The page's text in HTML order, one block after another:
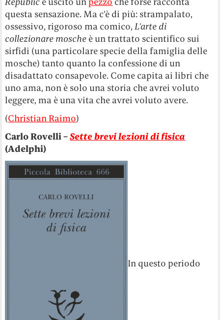
questa sensazione. Ma c’è di più: strampalato,
ossessivo, rigoroso ma comico,L’arte di
collezionare mosche è un trattato scientifico sui
sirfidi (una particolare specie della famiglia delle
mosche) tanto quanto la confessione di un
disadattato consapevole. Come capita ai libri che
uno ama, non è solo una storia che avrei voluto
leggere, ma è una vita che avrei voluto avere.
(Christian Raimo)
Carlo Rovelli –Sette brevi lezioni di fisica
(Adelphi)
In questo periodo